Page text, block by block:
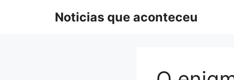
Noticias que aconteceu